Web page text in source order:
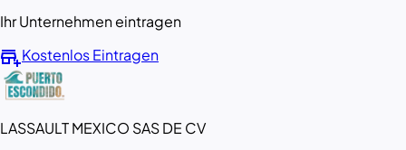
Ihr Unternehmen eintragen
add_businessKostenlos Eintragen
LASSAULT MEXICO SAS DE CV